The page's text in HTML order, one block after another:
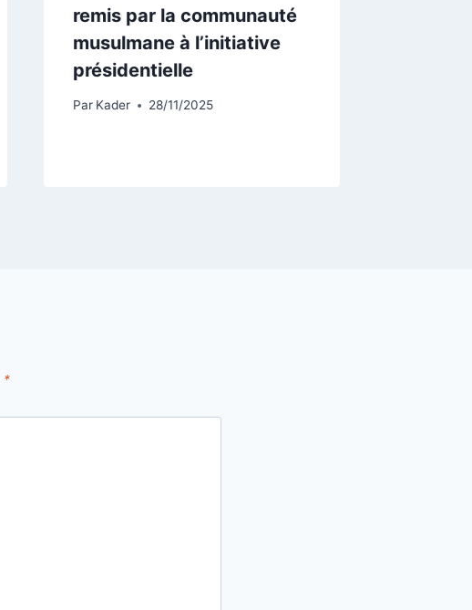
remis par la communauté
musulmane à l’initiative
présidentielle
Par Kader 28/11/2025
*